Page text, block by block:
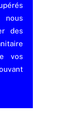
nous
des
vos